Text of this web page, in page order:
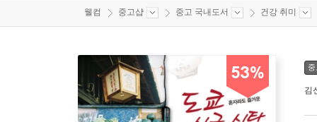
웰컴 중고샵 중고 국내도서 건강 취미
53%
김